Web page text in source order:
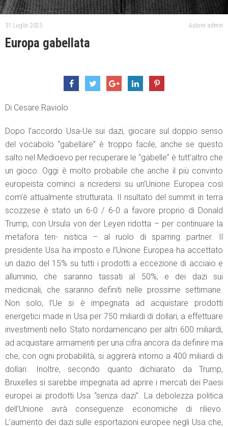
31 Luglio 2025 Autore: admin
Europa gabellata
Di Cesare Raviolo
Dopo l’accordo Usa-Ue sui dazi, giocare sul doppio senso
del vocabolo “gabellare” è troppo facile, anche se questo
salto nel Medioevo per recuperare le “gabelle” è tutt’altro che
un gioco. Oggi è molto probabile che anche il più convinto
europeista cominci a ricredersi su un’Unione Europea così
com’è attualmente strutturata. Il risultato del summit in terra
scozzese è stato un 6-0 / 6-0 a favore proprio di Donald
Trump, con Ursula von der Leyen ridotta – per continuare la
metafora ten- nistica – al ruolo di sparring partner. Il
presidente Usa ha imposto e l’Unione Europea ha accettato
un dazio del 15% su tutti i prodotti a eccezione di acciaio e
alluminio, che saranno tassati al 50%, e dei dazi sui
medicinali, che saranno definiti nelle prossime settimane.
Non solo, l’Ue si è impegnata ad acquistare prodotti
energetici made in Usa per 750 miliardi di dollari, a effettuare
investimenti nello Stato nordamericano per altri 600 miliardi,
ad acquistare armamenti per una cifra ancora da definire ma
che, con ogni probabilità, si aggirerà intorno a 400 miliardi di
dollari. Inoltre, secondo quanto dichiarato da Trump,
Bruxelles si sarebbe impegnata ad aprire i mercati dei Paesi
europei ai prodotti Usa “senza dazi”. La debolezza politica
dell’Unione avrà conseguenze economiche di rilievo.
L’aumento dei dazi sulle esportazioni europee negli Usa che,